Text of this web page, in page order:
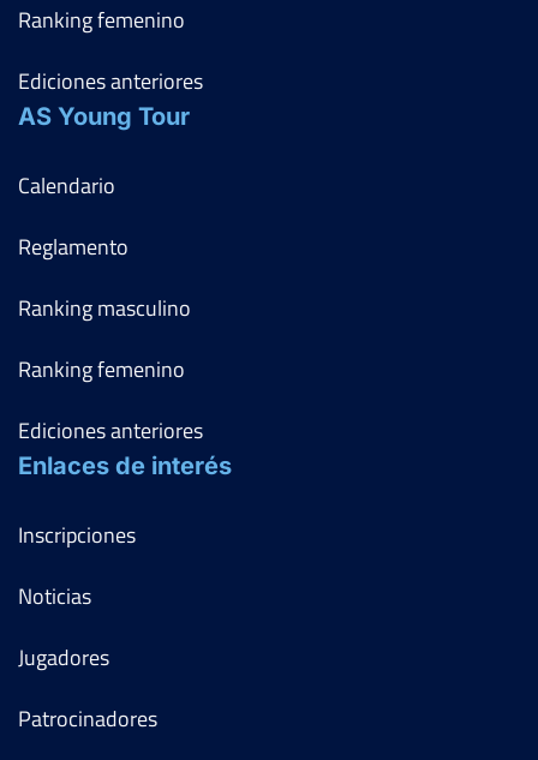
Ranking femenino
Ediciones anteriores
AS Young Tour
Calendario
Reglamento
Ranking masculino
Ranking femenino
Ediciones anteriores
Enlaces de interés
Inscripciones
Noticias
Jugadores
Patrocinadores